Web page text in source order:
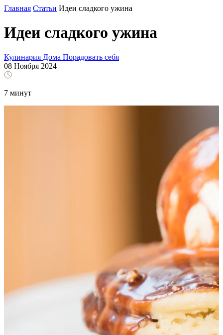
Главная Статьи Идеи сладкого ужина
Идеи сладкого ужина
Кулинария Дома Порадовать себя
08 Ноября 2024
7 минут